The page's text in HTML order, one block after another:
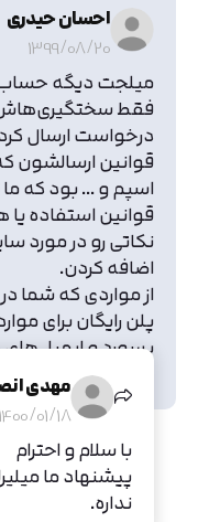
احسان حیدری
1399/08/20
میلجت دیگه
درخواست ارسال
قوانین ارسالشون
اسپم و ... بود که
قوانین استفاده
نکاتی رو در مورد
اضافه کردن.
از مواردی که شما
پلن رایگان برای
پسورد و
استفاده کرد ؟
مهدی
1400/01/18
با سلام و احترام
پیشنهاد ما
نداره.